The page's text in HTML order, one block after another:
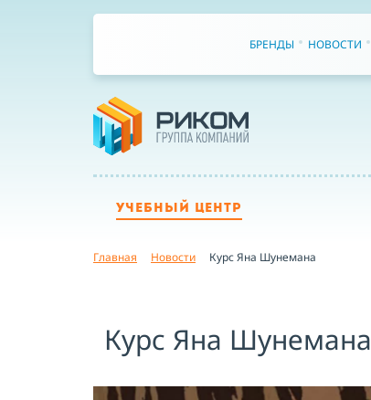
БРЕНДЫ НОВОСТИ
УЧЕБНЫЙ ЦЕНТР
Главная Новости Курс Яна Шунемана
Курс Яна Шунемана